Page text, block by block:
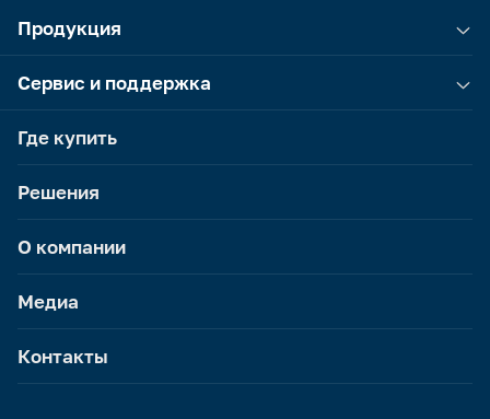
Продукция
Сервис и поддержка
Где купить
Решения
О компании
Медиа
Контакты